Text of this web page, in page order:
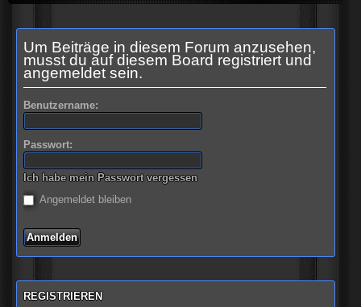
Um Beiträge in diesem Forum anzusehen,
musst du auf diesem Board registriert und
angemeldet sein.
Benutzername:
Passwort:
Ich habe mein Passwort vergessen
Angemeldet bleiben
REGISTRIEREN